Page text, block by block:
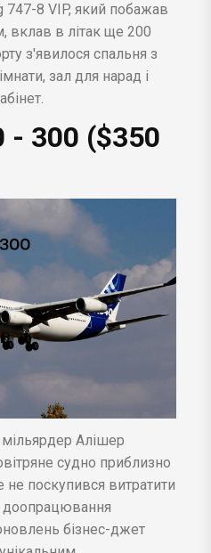
747-8 VIP, який побажав
вклав в літак ще 200
з'явилося спальня з
зал для нарад і
- 300 ($350
Алішер
судно приблизно
не поскупився витратити
бізнес-джет